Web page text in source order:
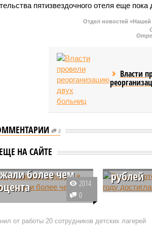
пятизвездочного отеля еще пока
Отдел новостей
Власти
0
ЕЩЕ НА САЙТЕ
года товары и
Чувашии
более чем
2024 года цены
чем на 2,2
2014
0
рублей
В 2023
Чувашии
рублей. В
в
от работы 20 сотрудников детских лагерей